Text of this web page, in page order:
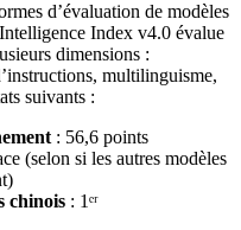
d’évaluation de modèles
Index v4.0 évalue
dimensions :
multilinguisme,
suivants :
: 56,6 points
(selon si les autres modèles
chinois : 1ᵉʳ